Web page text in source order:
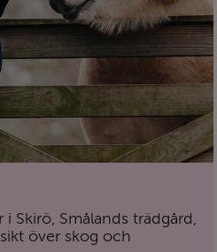
i Skirö, Smålands trädgård,
över skog och